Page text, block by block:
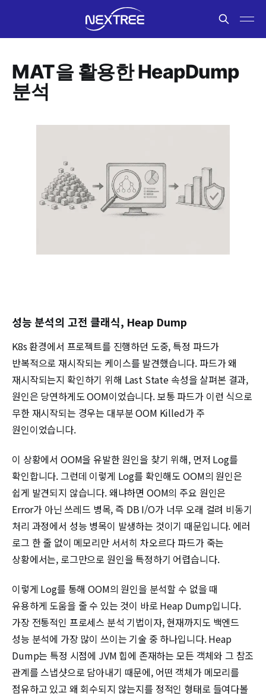
MAT을 활용한 HeapDump
분석
성능 분석의 고전 클래식, Heap Dump
K8s 환경에서 프로젝트를 진행하던 도중, 특정 파드가
반복적으로 재시작되는 케이스를 발견했습니다. 파드가 왜
재시작되는지 확인하기 위해 Last State 속성을 살펴본 결과,
원인은 당연하게도 OOM이었습니다. 보통 파드가 이런 식으로
무한 재시작되는 경우는 대부분 OOM Killed가 주
원인이었습니다.
이 상황에서 OOM을 유발한 원인을 찾기 위해, 먼저 Log를
확인합니다. 그런데 이렇게 Log를 확인해도 OOM의 원인은
쉽게 발견되지 않습니다. 왜냐하면 OOM의 주요 원인은
Error가 아닌 쓰레드 병목, 즉 DB I/O가 너무 오래 걸려 비동기
처리 과정에서 성능 병목이 발생하는 것이기 때문입니다. 에러
로그 한 줄 없이 메모리만 서서히 차오르다 파드가 죽는
상황에서는, 로그만으로 원인을 특정하기 어렵습니다.
이렇게 Log를 통해 OOM의 원인을 분석할 수 없을 때
유용하게 도움을 줄 수 있는 것이 바로 Heap Dump입니다.
가장 전통적인 프로세스 분석 기법이자, 현재까지도 백엔드
성능 분석에 가장 많이 쓰이는 기술 중 하나입니다. Heap
Dump는 특정 시점에 JVM 힙에 존재하는 모든 객체와 그 참조
관계를 스냅샷으로 담아내기 때문에, 어떤 객체가 메모리를
점유하고 있고 왜 회수되지 않는지를 정적인 형태로 들여다볼